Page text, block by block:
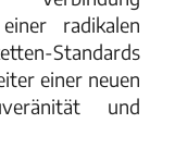
radikalen
Standards
einer neuen
und